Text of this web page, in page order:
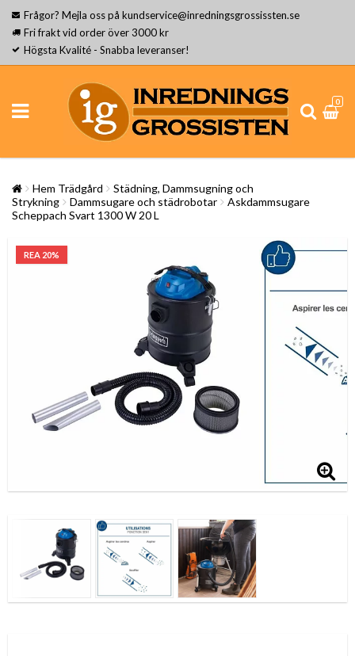
Frågor? Mejla oss på kundservice@inredningsgrossissten.se
Fri frakt vid order över 3000 kr
Högsta Kvalité - Snabba leveranser!
0
Hem Trädgård
Städning, Dammsugning och
Strykning
Dammsugare och städrobotar
Askdammsugare
Scheppach Svart 1300 W 20 L
REA 20%